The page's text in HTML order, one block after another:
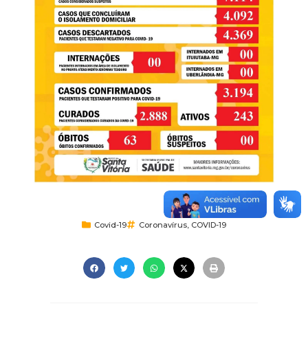
Covid-19 Coronavírus, COVID-19